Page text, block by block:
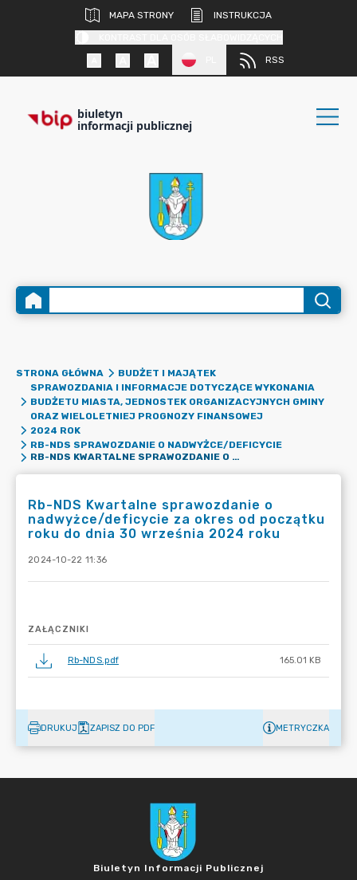
MAPA STRONY
INSTRUKCJA
RSS
biuletyn
informacji publicznej
STRONA GŁÓWNA
BUDŻET I MAJĄTEK
SPRAWOZDANIA I INFORMACJE DOTYCZĄCE WYKONANIA
BUDŻETU MIASTA, JEDNOSTEK ORGANIZACYJNYCH GMINY
ORAZ WIELOLETNIEJ PROGNOZY FINANSOWEJ
2024 ROK
RB-NDS SPRAWOZDANIE O NADWYŻCE/DEFICYCIE
RB-NDS KWARTALNE SPRAWOZDANIE O NADWYŻCE/DEFICYCIE ZA OKRES OD POCZĄTKU ROKU DO DNIA 30 WRZEŚNIA 2024 ROKU
Rb-NDS Kwartalne sprawozdanie o
nadwyżce/deficycie za okres od początku
roku do dnia 30 września 2024 roku
2024-10-22 11:36
ZAŁĄCZNIKI
Rb-NDS.pdf 165.01 KB
DRUKUJ ZAPISZ DO PDF METRYCZKA
Biuletyn Informacji Publicznej